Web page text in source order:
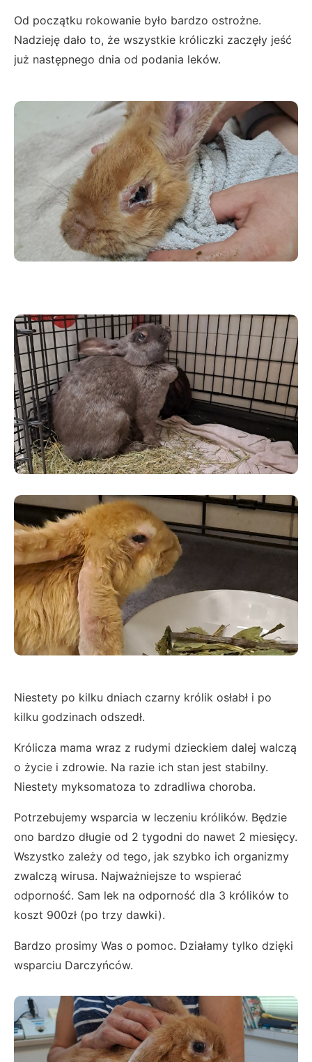
Od początku rokowanie było bardzo ostrożne.
Nadzieję dało to, że wszystkie króliczki zaczęły jeść
już następnego dnia od podania leków.
Niestety po kilku dniach czarny królik osłabł i po
kilku godzinach odszedł.
Królicza mama wraz z rudymi dzieckiem dalej walczą
o życie i zdrowie. Na razie ich stan jest stabilny.
Niestety myksomatoza to zdradliwa choroba.
Potrzebujemy wsparcia w leczeniu królików. Będzie
ono bardzo długie od 2 tygodni do nawet 2 miesięcy.
Wszystko zależy od tego, jak szybko ich organizmy
zwalczą wirusa. Najważniejsze to wspierać
odporność. Sam lek na odporność dla 3 królików to
koszt 900zł (po trzy dawki).
Bardzo prosimy Was o pomoc. Działamy tylko dzięki
wsparciu Darczyńców.